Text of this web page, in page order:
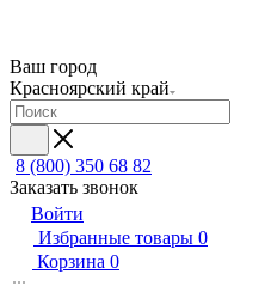
Ваш город
Красноярский край
8 (800) 350 68 82
Заказать звонок
Войти
Избранные товары 0
Корзина 0